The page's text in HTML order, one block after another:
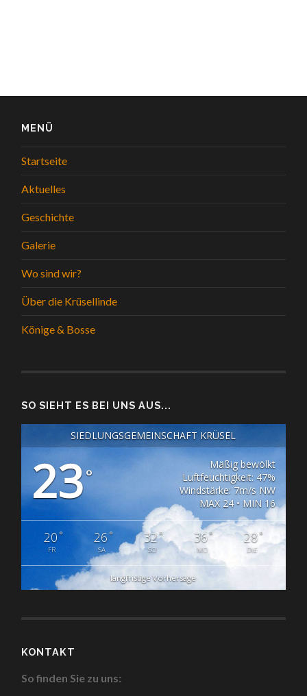
MENÜ
Startseite
Aktuelles
Geschichte
Galerie
Wo sind wir?
Über die Krüsellinde
Könige & Bosse
SO SIEHT ES BEI UNS AUS...
SIEDLUNGSGEMEINSCHAFT KRÜSEL
23°
Mäßig bewölkt
Luftfeuchtigkeit: 47%
Windstärke: 7m/s NW
MAX 24 • MIN 16
20°
FR
26°
SA
32°
SO
36°
MO
28°
DIE
langfristige Vorhersage
KONTAKT
So finden Sie zu uns: